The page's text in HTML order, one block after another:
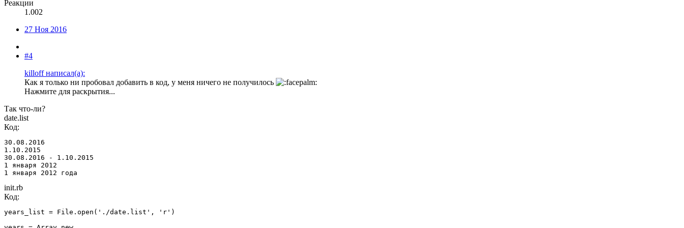
Реакции
1.002
27 Ноя 2016
#4
killoff написал(а):
Как я только ни пробовал добавить в код, у меня ничего не получилось
Нажмите для раскрытия...
Так что-ли?
date.list
Код:
30.08.2016
1.10.2015
30.08.2016 - 1.10.2015
1 января 2012
1 января 2012 года
init.rb
Код:
years_list = File.open('./date.list', 'r')